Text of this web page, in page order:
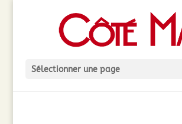
Sélectionner une page